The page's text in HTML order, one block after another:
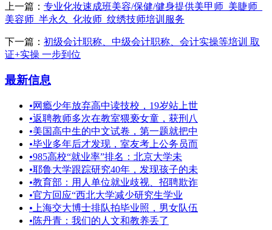
上一篇： 专业化妆速成班美容/保健/健身提供美甲师_美睫师_
美容师_半永久_化妆师_纹绣技师培训服务
下一篇： 初级会计职称、中级会计职称、会计实操等培训 取
证+实操 一步到位
最新信息
•网瘾少年放弃高中读技校，19岁站上世
•返聘教师多次在教室猥亵女童，获刑八
•美国高中生的中文试卷，第一题就把中
•毕业多年后才发现，室友考上公务员而
•985高校“就业率”排名：北京大学未
•耶鲁大学跟踪研究40年，发现孩子的未
•教育部：用人单位就业歧视、招聘欺诈
•官方回应“西北大学减少研究生学业
• 上海交大博士排队拍毕业照，男女队伍
•陈丹青：我们的人文和教养丢了